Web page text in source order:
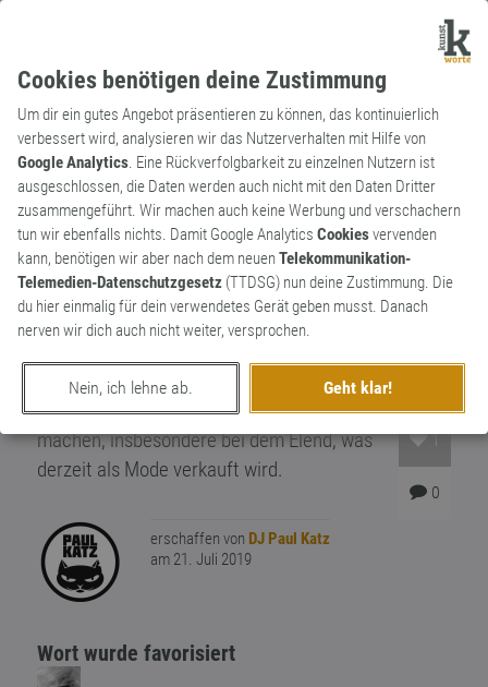
Cookies benötigen deine Zustimmung
Um dir ein gutes Angebot präsentieren zu können, das kontinuierlich
verbessert wird, analysieren wir das Nutzerverhalten mit Hilfe von
Google Analytics. Eine Rückverfolgbarkeit zu einzelnen Nutzern ist
ausgeschlossen, die Daten werden auch nicht mit den Daten Dritter
zusammengeführt. Wir machen auch keine Werbung und verschachern
tun wir ebenfalls nichts. Damit Google Analytics Cookiesvervenden
kann, benötigen wir aber nach dem neuenTelekommunikation-
Telemedien-Datenschutzgesetz (TTDSG) nun deine Zustimmung. Die
du hier einmalig für dein verwendetes Gerät geben musst. Danach
nerven wir dich auch nicht weiter, versprochen.
Nein, ich lehne ab. Geht klar!
Kunstwort
Substantiv
inverser Kaufrausch
Die Freude, mal nichts zu kaufen. Bei
Minimalisten nach einer langen
Einkaufstour an der leeren Einkaufstasche
erkennbar. Man muss nur lernen, um
gewisse Produkte einen großen Bogen zu
machen, insbesondere bei dem Elend, was
derzeit als Mode verkauft wird.
1
0
erschaffen von DJ Paul Katz
am 21. Juli 2019
Wort wurde favorisiert